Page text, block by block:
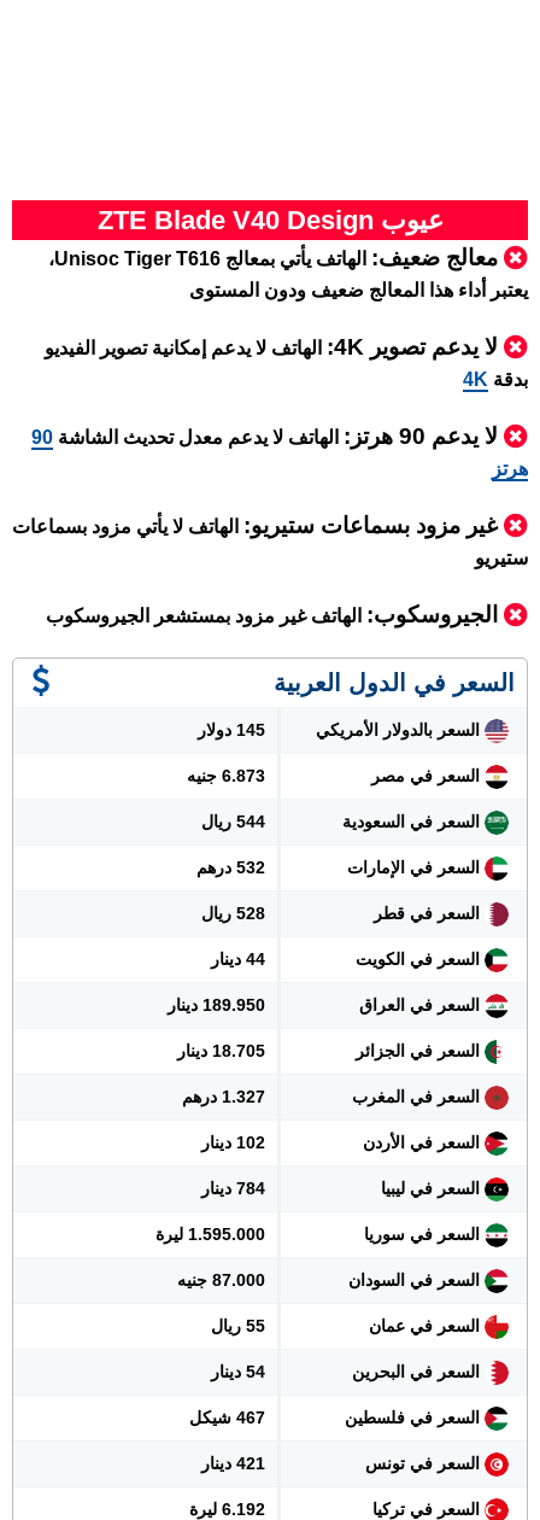
عيوب ZTE Blade V40 Design
معالج ضعيف:
الهاتف يأتي بمعالج Unisoc Tiger T616،
يعتبر أداء هذا المعالج ضعيف ودون المستوى
لا يدعم تصوير 4K:
الهاتف لا يدعم إمكانية تصوير الفيديو
بدقة 4K
لا يدعم 90 هرتز: الهاتف لا يدعم معدل تحديث الشاشة 90
هرتز
غير مزود بسماعات ستيريو: الهاتف لا يأتي مزود بسماعات
ستيريو
الجيروسكوب: الهاتف غير مزود بمستشعر الجيروسكوب
السعر في الدول العربية
السعر بالدولار الأمريكي 145 دولار
السعر في مصر 6.873 جنيه
السعر في السعودية 544 ريال
السعر في الإمارات 532 درهم
السعر في قطر 528 ريال
السعر في الكويت 44 دينار
السعر في العراق 189.950 دينار
السعر في الجزائر 18.705 دينار
السعر في المغرب 1.327 درهم
السعر في الأردن 102 دينار
السعر في ليبيا 784 دينار
السعر في سوريا 1.595.000 ليرة
السعر في السودان 87.000 جنيه
السعر في عمان 55 ريال
السعر في البحرين 54 دينار
السعر في فلسطين 467 شيكل
السعر في تونس 421 دينار
السعر في تركيا 6.192 ليرة